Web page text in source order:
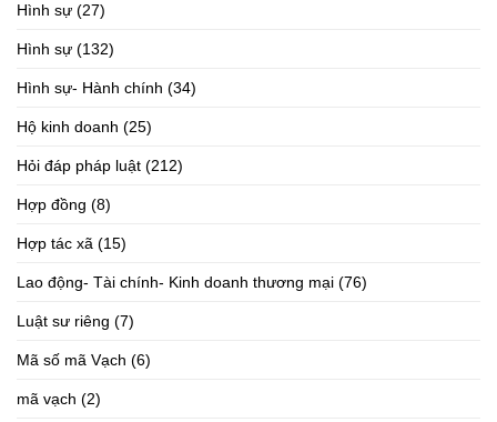
Hình sự (27)
Hình sự (132)
Hình sự- Hành chính (34)
Hộ kinh doanh (25)
Hỏi đáp pháp luật (212)
Hợp đồng (8)
Hợp tác xã (15)
Lao động- Tài chính- Kinh doanh thương mại (76)
Luật sư riêng (7)
Mã số mã Vạch (6)
mã vạch (2)